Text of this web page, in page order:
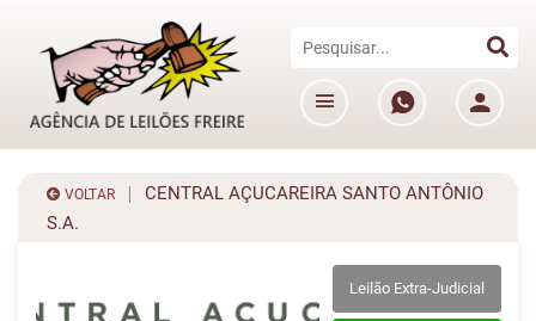
VOLTAR
CENTRAL AÇUCAREIRA SANTO ANTÔNIO
S.A.
Leilão Extra-Judicial